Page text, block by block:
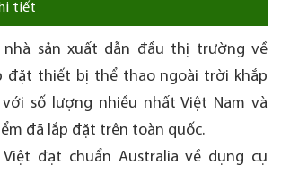
tiết
nhà sản xuất dẫn đầu thị trường về
đặt thiết bị thể thao ngoài trời khắp
số lượng nhiều nhất Việt Nam và
đã lắp đặt trên toàn quốc.
đạt chuẩn Australia về dụng cụ